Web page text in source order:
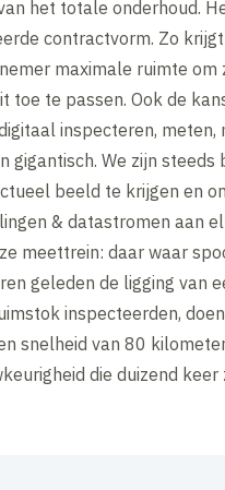
het totale onderhoud.
contractvorm. Zo
maximale ruimte om
toe te passen. Ook de
inspecteren, meten,
gigantisch. We zijn steeds
beeld te krijgen en
& datastromen aan
meettrein: daar waar
geleden de ligging van
inspecteerden,
snelheid van 80
die duizend keer